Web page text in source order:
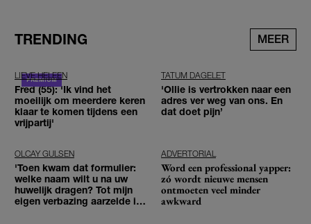
TRENDING MEER
LIEVE HELEEN
Fred (55): 'Ik vind het
moeilijk om meerdere keren
klaar te komen tijdens een
vrijpartij'
TATUM DAGELET
'Ollie is vertrokken naar een
adres ver weg van ons. En
dat doet pijn’
OLCAY GULSEN
'Toen kwam dat formulier:
welke naam wilt u na uw
huwelijk dragen? Tot mijn
eigen verbazing aarzelde ik
ADVERTORIAL
Word een professional yapper:
zó wordt nieuwe mensen
ontmoeten veel minder
awkward